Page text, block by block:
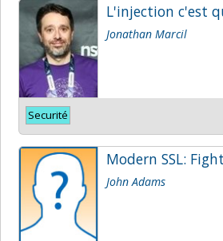
L'injection c'est
Jonathan Marcil
Securité
Modern SSL:
John Adams